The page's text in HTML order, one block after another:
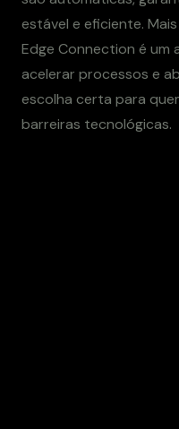
estável e eficiente.
Edge Connection é um
acelerar processos e
escolha certa para
barreiras tecnológicas.